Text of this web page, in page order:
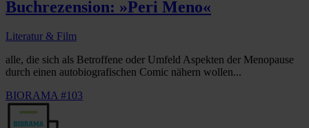
Buchrezension: »Peri Meno«
Literatur & Film
alle, die sich als Betroffene oder Umfeld Aspekten der Menopause
durch einen autobiografischen Comic nähern wollen...
BIORAMA #103